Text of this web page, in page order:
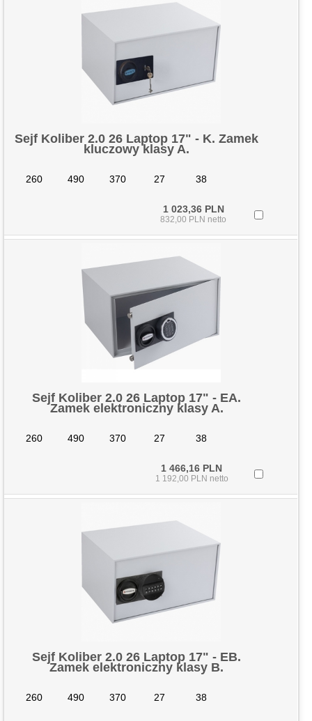
Sejf Koliber 2.0 26 Laptop 17" - K. Zamek
kluczowy klasy A.
260 490 370 27 38
1 023,36 PLN
832,00 PLN netto
Sejf Koliber 2.0 26 Laptop 17" - EA.
Zamek elektroniczny klasy A.
260 490 370 27 38
1 466,16 PLN
1 192,00 PLN netto
Sejf Koliber 2.0 26 Laptop 17" - EB.
Zamek elektroniczny klasy B.
260 490 370 27 38